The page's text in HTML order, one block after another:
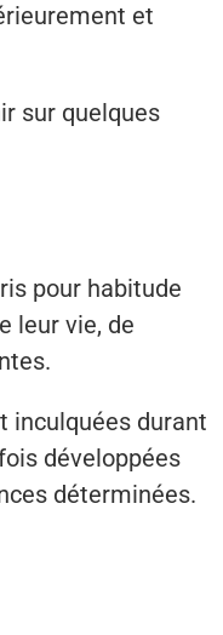
et
sur quelques
pour habitude
leur vie, de
inculquées durant
développées
déterminées.